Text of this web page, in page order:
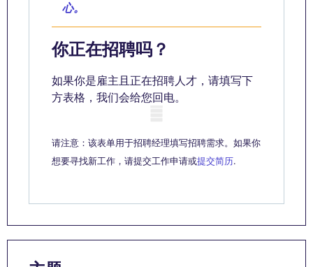
心。
你正在招聘吗？
如果你是雇主且正在招聘人才，请填写下
方表格，我们会给您回电。
请注意：该表单用于招聘经理填写招聘需求。如果你
想要寻找新工作，请提交工作申请或提交简历.